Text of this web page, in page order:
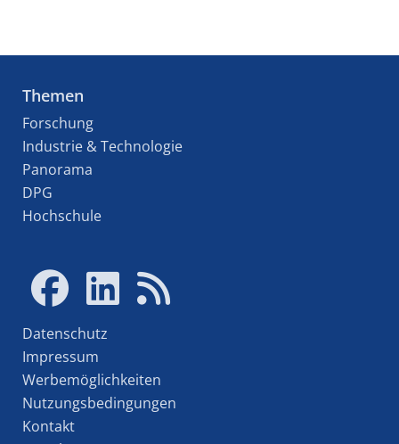
Themen
Forschung
Industrie & Technologie
Panorama
DPG
Hochschule
Datenschutz
Impressum
Werbemöglichkeiten
Nutzungsbedingungen
Kontakt